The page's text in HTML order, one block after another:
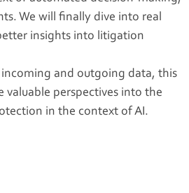
We will finally dive into real
insights into litigation
and outgoing data, this
valuable perspectives into the
in the context of AI.